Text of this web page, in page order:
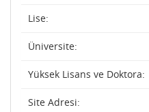
Lise:
Üniversite:
Yüksek Lisans ve Doktora:
Site Adresi: